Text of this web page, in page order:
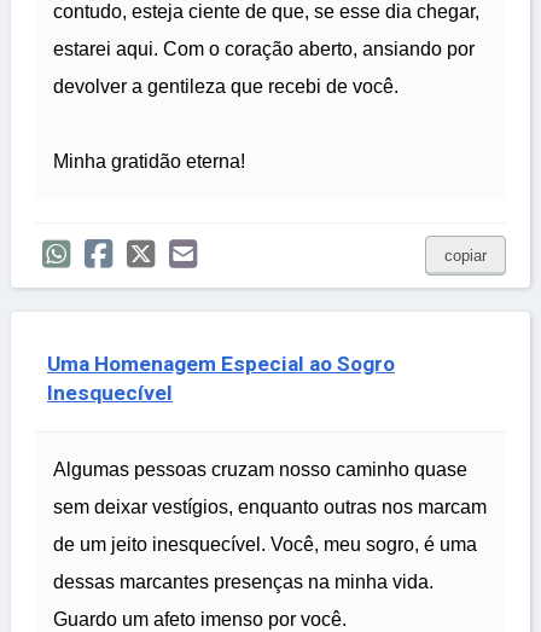
contudo, esteja ciente de que, se esse dia chegar,
estarei aqui. Com o coração aberto, ansiando por
devolver a gentileza que recebi de você.
Minha gratidão eterna!
copiar
Uma Homenagem Especial ao Sogro
Inesquecível
Algumas pessoas cruzam nosso caminho quase
sem deixar vestígios, enquanto outras nos marcam
de um jeito inesquecível. Você, meu sogro, é uma
dessas marcantes presenças na minha vida.
Guardo um afeto imenso por você.